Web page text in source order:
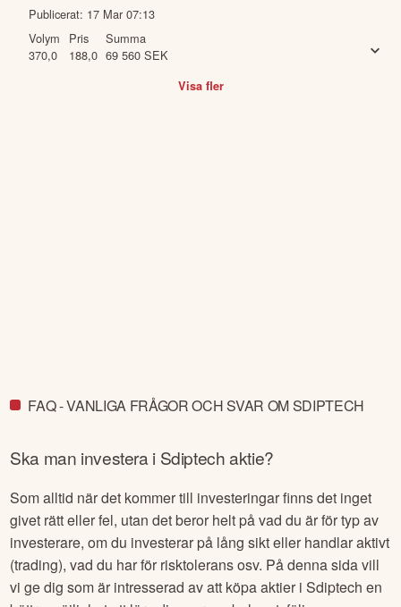
Publicerat: 17 Mar 07:13
Volym
370,0
Pris
188,0
Summa
69 560 SEK
Visa fler
FAQ - VANLIGA FRÅGOR OCH SVAR OM SDIPTECH
Ska man investera i Sdiptechaktie?
Som alltid när det kommer till investeringar finns det inget
givet rätt eller fel, utan det beror helt på vad du är för typ av
investerare, om du investerar på lång sikt eller handlar aktivt
(trading), vad du har för risktolerans osv. På denna sida vill
vi ge dig som är intresserad av att köpa aktier iSdiptech en